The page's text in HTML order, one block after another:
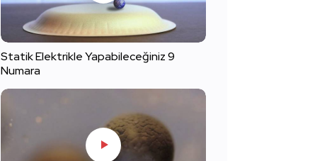
Statik Elektrikle Yapabileceğiniz 9
Numara